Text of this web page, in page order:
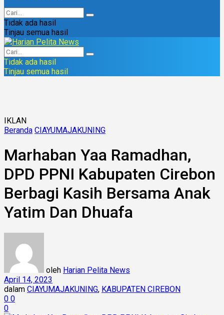
Tidak ada hasil
Tinjau semua hasil
Tidak ada hasil
Tinjau semua hasil
IKLAN
Beranda CIAYUMAJAKUNING
Marhaban Yaa Ramadhan,
DPD PPNI Kabupaten Cirebon
Berbagi Kasih Bersama Anak
Yatim Dan Dhuafa
oleh Harian Pelita News
April 14, 2023
dalam CIAYUMAJAKUNING, KABUPATEN CIREBON
0 0
0